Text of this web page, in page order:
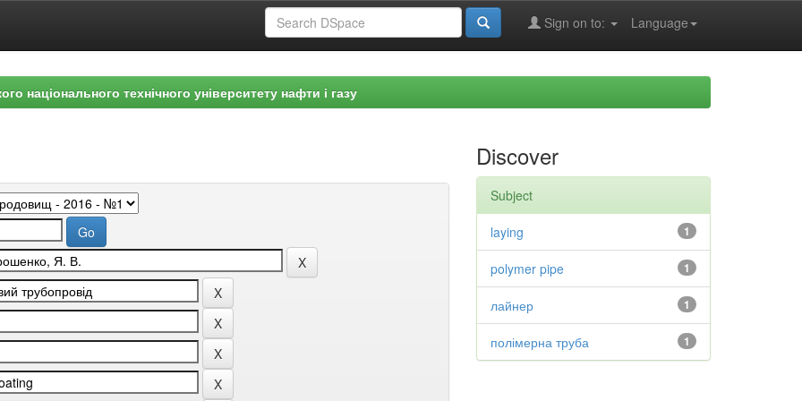
Language
Sign on to:
національного технічного університету нафти і газу
Discover
Subject
1
laying
1
polymer pipe
1
лайнер
1
полімерна труба